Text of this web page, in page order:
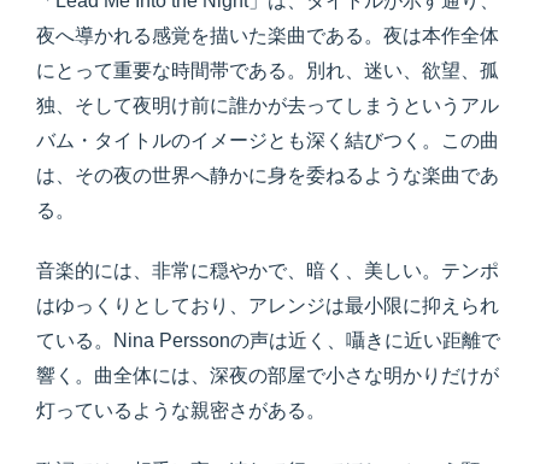
夜へ導かれる感覚を描いた楽曲である。夜は本作全体
にとって重要な時間帯である。別れ、迷い、欲望、孤
独、そして夜明け前に誰かが去ってしまうというアル
バム・タイトルのイメージとも深く結びつく。この曲
は、その夜の世界へ静かに身を委ねるような楽曲であ
る。
音楽的には、非常に穏やかで、暗く、美しい。テンポ
はゆっくりとしており、アレンジは最小限に抑えられ
ている。Nina Perssonの声は近く、囁きに近い距離で
響く。曲全体には、深夜の部屋で小さな明かりだけが
灯っているような親密さがある。